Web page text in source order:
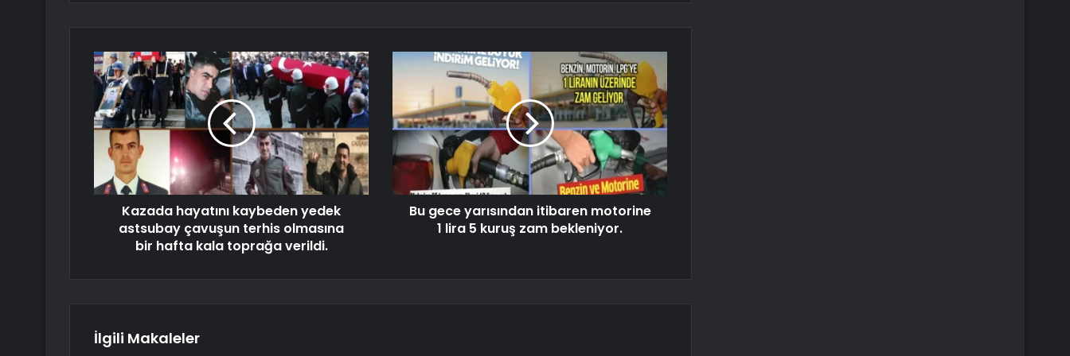
Kazada hayatını kaybeden yedek
astsubay çavuşun terhis olmasına
bir hafta kala toprağa verildi.
Bu gece yarısından itibaren motorine
1 lira 5 kuruş zam bekleniyor.
İlgili Makaleler